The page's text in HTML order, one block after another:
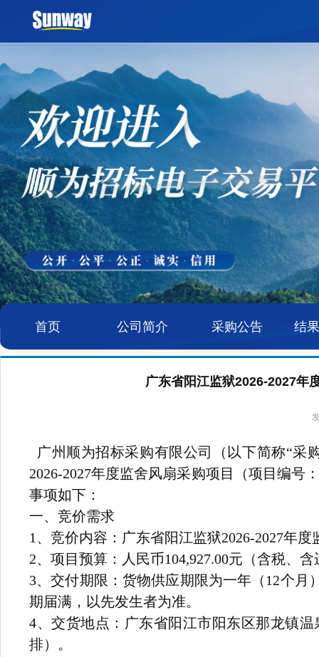
首页 公司简介 采购公告 结
广东省阳江监狱2026-2027年
广州顺为招标采购有限公司（以下简称“采
2026-2027年度监舍风扇采购项目（项目编号
事项如下：
一、竞价需求
1 、竞价内容： 广东省阳江监狱2026-2027年
2、项目预算： 人民币104,927.00元（含税、
3、交付期限：货物供应期限为一年（12个月
期届满，以先发生者为准。
4、交货地点： 广东省阳江市阳东区那龙镇
排）。